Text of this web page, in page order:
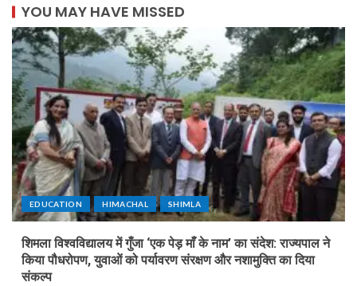
YOU MAY HAVE MISSED
EDUCATION HIMACHAL SHIMLA
शिमला विश्वविद्यालय में गुँजा ‘एक पेड़ माँ के नाम’ का संदेश: राज्यपाल ने
किया पौधरोपण, युवाओं को पर्यावरण संरक्षण और नशामुक्ति का दिया
संकल्प